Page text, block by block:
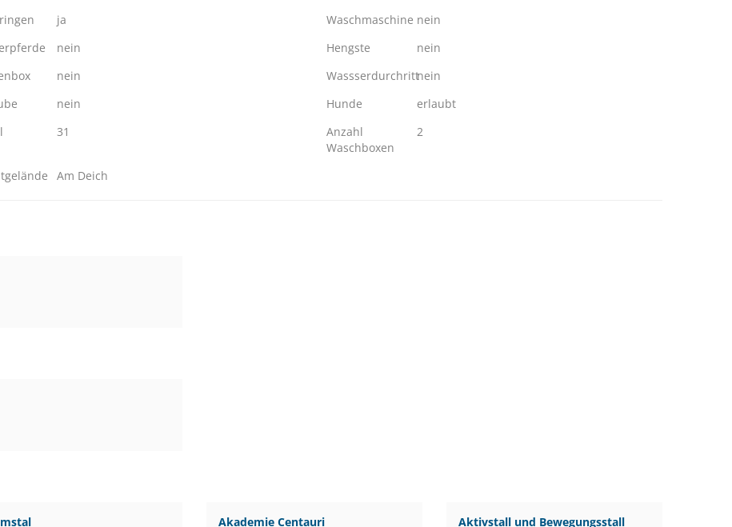
ja Waschmaschine nein
nein Hengste
nein
nein Wassserdurchrittnein
nein Hunde
erlaubt
31
Anzahl
Waschboxen
2
Am Deich
Akademie Centauri
Aktivstall und Bewegungsstall